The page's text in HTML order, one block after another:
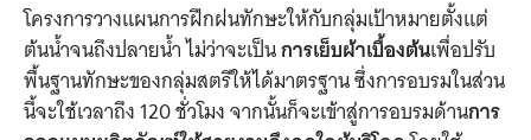
โครงการวางแผนการฝึกฝนทักษะให้กับกลุ่มเป้าหมายตั้งแต่
ต้นน้ำจนถึงปลายน้ำ ไม่ว่าจะเป็นการเย็บผ้าเบื้องต้นเพื่อปรับ
พื้นฐานทักษะของกลุ่มสตรีให้ได้มาตรฐาน ซึ่งการอบรมในส่วน
นี้จะใช้เวลาถึง 120 ชั่วโมง จากนั้นก็จะเข้าสู่การอบรมด้านการ